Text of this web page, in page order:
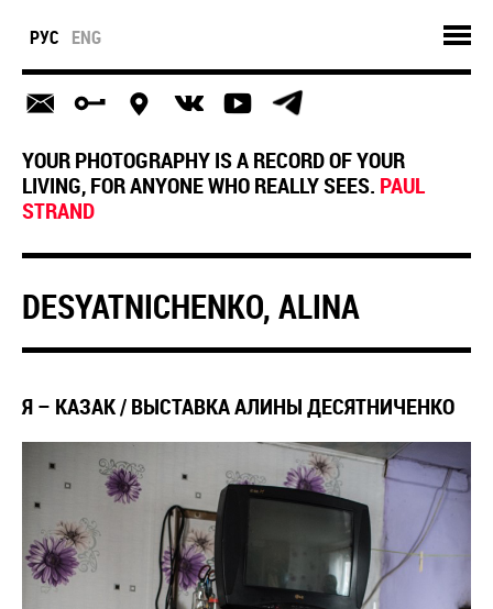
РУС ENG
YOUR PHOTOGRAPHY IS A RECORD OF YOUR
LIVING, FOR ANYONE WHO REALLY SEES. PAUL
STRAND
DESYATNICHENKO, ALINA
Я – КАЗАК / ВЫСТАВКА АЛИНЫ ДЕСЯТНИЧЕНКО